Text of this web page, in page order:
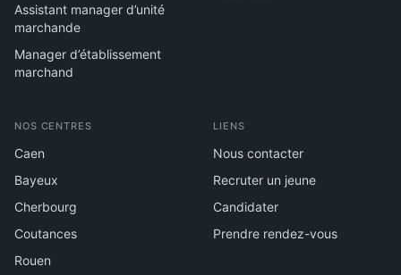
Assistant manager d’unité
marchande
Manager d’établissement
marchand
NOS CENTRES
Caen
Bayeux
Cherbourg
Coutances
Rouen
LIENS
Nous contacter
Recruter un jeune
Candidater
Prendre rendez-vous